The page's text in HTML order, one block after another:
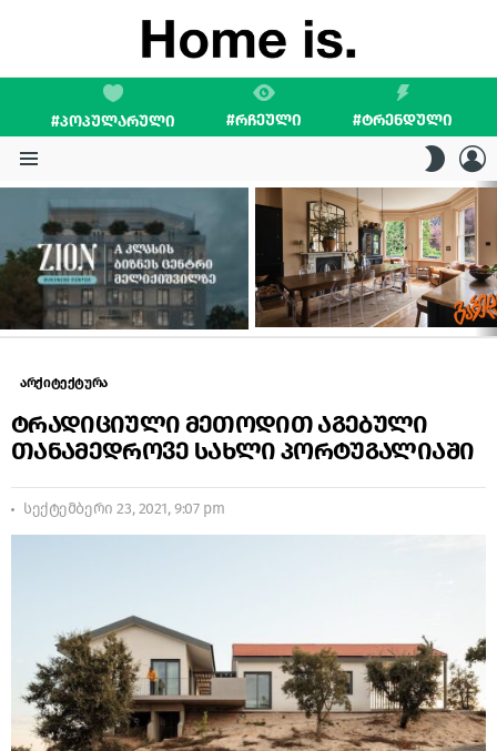
#ᲞᲝᲞᲣᲚᲐᲠᲣᲚᲘ #ᲠᲩᲔᲣᲚᲘ #ᲢᲠᲔᲜᲓᲣᲚᲘ
SKIN
STORIES
არქიტექტურა
ტრადიციული მეთოდით აგებული
თანამედროვე სახლი პორტუგალიაში
სექტემბერი 23, 2021, 9:07 pm